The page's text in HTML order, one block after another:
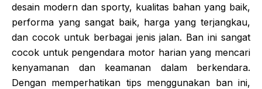
desain modern dan sporty, kualitas bahan yang baik,
performa yang sangat baik, harga yang terjangkau,
dan cocok untuk berbagai jenis jalan. Ban ini sangat
cocok untuk pengendara motor harian yang mencari
kenyamanan dan keamanan dalam berkendara.
Dengan memperhatikan tips menggunakan ban ini,